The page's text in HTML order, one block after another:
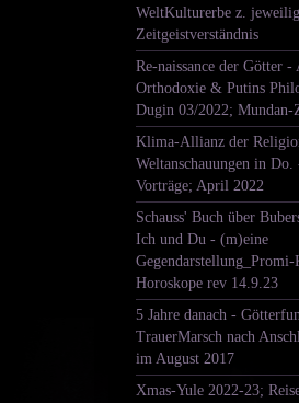
WeltKulturerbe z.
Zeitgeistverständnis
Re-naissance der Götter
Orthodoxie & Putins
Dugin 03/2022; Mundan-
Klima-Allianz der
Weltanschauungen in
Vorträge; April 2022
Schauss' Buch über
Ich und Du - (m)eine
Gegendarstellung_Promi-
Horoskope rev 14.9.23
5 Jahre danach -
TrauerMarsch nach
im August 2017
Xmas-Yule 2022-23;